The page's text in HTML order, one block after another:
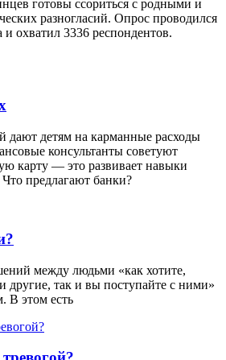
готовы ссориться с родными и
разногласий. Опрос проводился
и охватил 3336 респондентов.
дают детям на карманные расходы
консультанты советуют
карту — это развивает навыки
предлагают банки?
между людьми «как хотите,
другие, так и вы поступайте с ними»
В этом есть